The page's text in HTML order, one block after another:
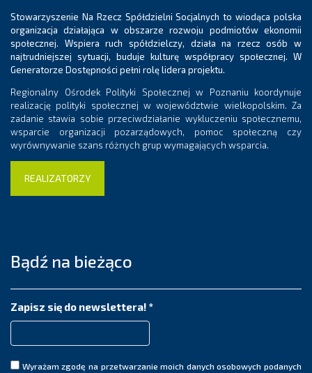
Stowarzyszenie Na Rzecz Spółdzielni Socjalnych to wiodąca polska
organizacja działająca w obszarze rozwoju podmiotów ekonomii
społecznej. Wspiera ruch spółdzielczy, działa na rzecz osób w
najtrudniejszej sytuacji, buduje kulturę współpracy społecznej. W
Generatorze Dostępności pełni rolę lidera projektu.
Regionalny Ośrodek Polityki Społecznej w Poznaniu koordynuje
realizację polityki społecznej w województwie wielkopolskim. Za
zadanie stawia sobie przeciwdziałanie wykluczeniu społecznemu,
wsparcie organizacji pozarządowych, pomoc społeczną czy
wyrównywanie szans różnych grup wymagających wsparcia.
REALIZATORZY
Bądź na bieżąco
Zapisz się do newslettera! *
Wyrażam zgodę na przetwarzanie moich danych osobowych podanych